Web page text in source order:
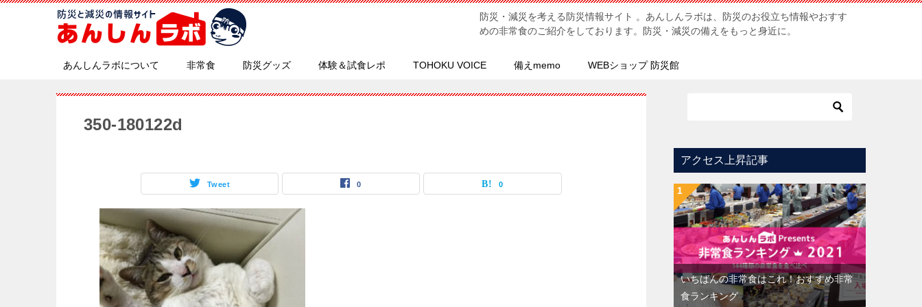
防災・減災を考える防災情報サイト 。あんしんラボは、防災のお役立ち情報やおすす
めの非常食のご紹介をしております。防災・減災の備えをもっと身近に。
あんしんラボについて 非常食 防災グッズ 体験＆試食レポ TOHOKU VOICE 備えmemo WEBショップ 防災館
350-180122d
Tweet 0 0
アクセス上昇記事
いちばんの非常食はこれ！おすすめ非常
食ランキング